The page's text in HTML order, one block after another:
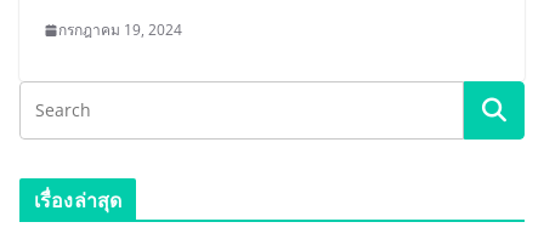
กรกฎาคม 19, 2024
เรื่องล่าสุด